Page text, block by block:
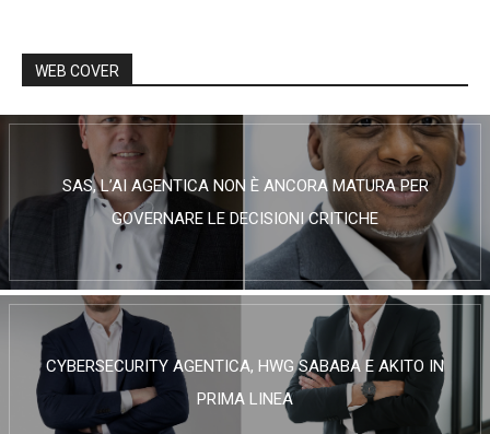
WEB COVER
SAS, L’AI AGENTICA NON È ANCORA MATURA PER
GOVERNARE LE DECISIONI CRITICHE
CYBERSECURITY AGENTICA, HWG SABABA E AKITO IN
PRIMA LINEA